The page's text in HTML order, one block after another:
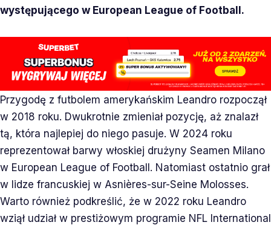
występującego w European League of Football.
Przygodę z futbolem amerykańskim Leandro rozpoczął
w 2018 roku. Dwukrotnie zmieniał pozycję, aż znalazł
tą, która najlepiej do niego pasuje. W 2024 roku
reprezentował barwy włoskiej drużyny Seamen Milano
w European League of Football. Natomiast ostatnio grał
w lidze francuskiej w Asnières-sur-Seine Molosses.
Warto również podkreślić, że w 2022 roku Leandro
wziął udział w prestiżowym programie NFL International